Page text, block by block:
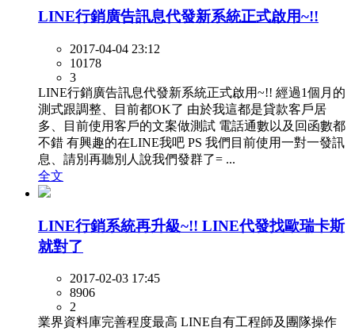
LINE行銷廣告訊息代發新系統正式啟用~!!
2017-04-04 23:12
10178
3
LINE行銷廣告訊息代發新系統正式啟用~!! 經過1個月的
測式跟調整、目前都OK了 由於我這都是貸款客戶居
多、目前使用客戶的文案做測試 電話通數以及回函數都
不錯 有興趣的在LINE我吧 PS 我們目前使用一對一發訊
息、請別再聽別人說我們發群了= ...
全文
LINE行銷系統再升級~!! LINE代發找歐瑞卡斯
就對了
2017-02-03 17:45
8906
2
業界資料庫完善程度最高 LINE自有工程師及團隊操作